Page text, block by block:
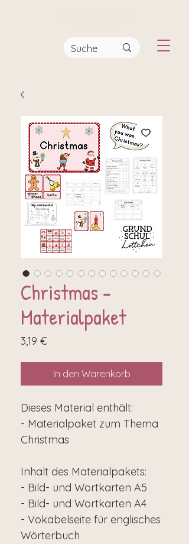
Christmas -
Materialpaket
3,19 €Preis
In den Warenkorb
Dieses Material enthält:
- Materialpaket zum Thema
Christmas
Inhalt des Materialpakets:
- Bild- und Wortkarten A5
- Bild- und Wortkarten A4
- Vokabelseite für englisches
Wörterbuch